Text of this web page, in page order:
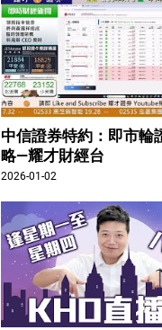
中信證券特約：即市輪
略—耀才財經台
2026-01-02